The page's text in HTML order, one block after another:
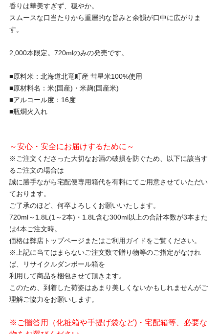
香りは華美すぎず、穏やか。
スムースな口当たりから重層的な旨みと余韻が口中に広がりま
す。
2,000本限定。720mlのみの発売です。
■原料米：北海道北竜町産 彗星米100%使用
■原材料名：米(国産)・米麹(国産米)
■アルコール度：16度
■瓶燗火入れ
～安心・安全にお届けするために～
※ご注文くださった大切なお酒の破損を防ぐため、以下に該当す
るご注文の場合は
誠に勝手ながら宅配便専用箱代を有料にてご用意させていただい
ております。
ご了承のほど、何卒よろしくお願いいたします。
720ml～1.8L(1～2本)・1.8L含む300ml以上の合計本数が3本また
は4本ご注文時。
価格は弊店トップページまたはご利用ガイドをご覧ください。
※上記に当てはまらないご注文数で贈り物等のご指定がなけれ
ば、リサイクルダンボール箱を
利用して商品を梱包させて頂きます。
このため、到着した荷姿はあまり美しくないかもしれませんがご
理解ご協力をお願いします。
※ご贈答用（化粧箱や手提げ袋など)・宅配箱等、必要な